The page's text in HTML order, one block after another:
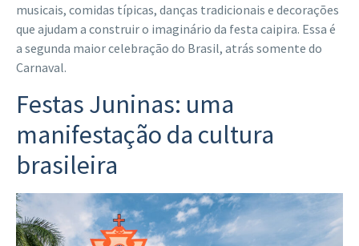
musicais, comidas típicas, danças tradicionais e decorações
que ajudam a construir o imaginário da festa caipira. Essa é
a segunda maior celebração do Brasil, atrás somente do
Carnaval.
Festas Juninas: uma
manifestação da cultura
brasileira